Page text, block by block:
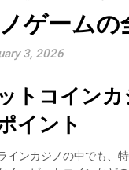
ゲームの
3, 2026
トコイン
イント
インカジノの中でも、